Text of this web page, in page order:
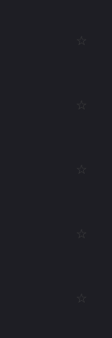
☆
☆
☆
☆
☆